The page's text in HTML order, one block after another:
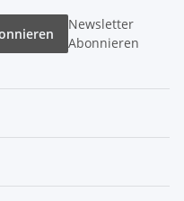
Newsletter
Abonnieren